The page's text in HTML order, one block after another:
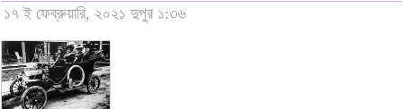
১৭ ই ফেব্রুয়ারি, ২০২১ দুপুর ১:৩৬